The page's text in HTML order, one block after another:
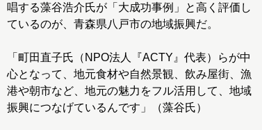
唱する藻谷浩介氏が「大成功事例」と高く評価し
ているのが、青森県八戸市の地域振興だ。
「町田直子氏（NPO法人『ACTY』代表）らが中
心となって、地元食材や自然景観、飲み屋街、漁
港や朝市など、地元の魅力をフル活用して、地域
振興につなげているんです」（藻谷氏）